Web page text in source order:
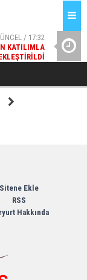
/ 17:32
KATILIMLA
Sitene Ekle
RSS
Hakkında